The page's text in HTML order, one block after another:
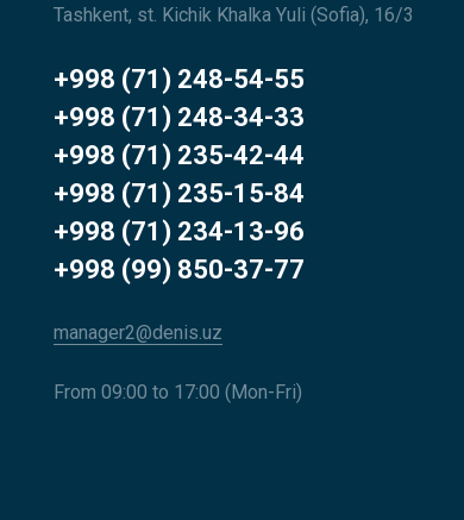
Tashkent, st. Kichik Khalka Yuli (Sofia), 16/3
+998 (71) 248-54-55
+998 (71) 248-34-33
+998 (71) 235-42-44
+998 (71) 235-15-84
+998 (71) 234-13-96
+998 (99) 850-37-77
manager2@denis.uz
From 09:00 to 17:00 (Mon-Fri)